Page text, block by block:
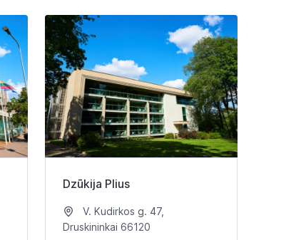
Dzūkija Plius
V. Kudirkos g. 47,
Druskininkai 66120